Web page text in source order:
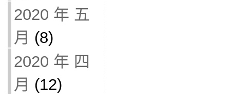
2020 年 五
月 (8)
2020 年 四
月 (12)